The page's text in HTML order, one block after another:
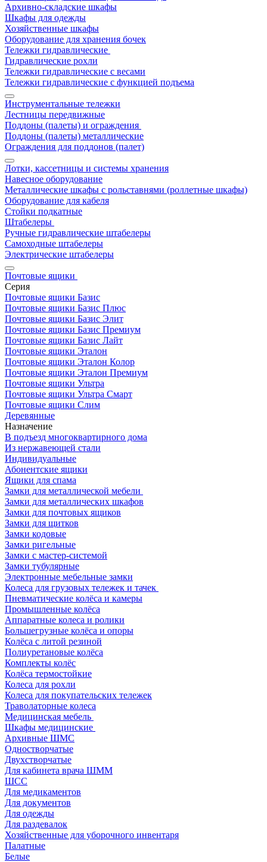
Архивно-складские шкафы
Шкафы для одежды
Хозяйственные шкафы
Оборудование для хранения бочек
Тележки гидравлические
Гидравлические рохли
Тележки гидравлические с весами
Тележки гидравлические с функцией подъема
Инструментальные тележки
Лестницы передвижные
Поддоны (палеты) и ограждения
Поддоны (палеты) металлические
Ограждения для поддонов (палет)
Лотки, кассетницы и системы хранения
Навесное оборудование
Металлические шкафы с рольставнями (роллетные шкафы)
Оборудование для кабеля
Стойки подкатные
Штабелеры
Ручные гидравлические штабелеры
Самоходные штабелеры
Электрические штабелеры
Почтовые ящики
Серия
Почтовые ящики Базис
Почтовые ящики Базис Плюс
Почтовые ящики Базис Элит
Почтовые ящики Базис Премиум
Почтовые ящики Базис Лайт
Почтовые ящики Эталон
Почтовые ящики Эталон Колор
Почтовые ящики Эталон Премиум
Почтовые ящики Ультра
Почтовые ящики Ультра Смарт
Почтовые ящики Слим
Деревянные
Назначение
В подъезд многоквартирного дома
Из нержавеющей стали
Индивидуальные
Абонентские ящики
Ящики для спама
Замки для металлической мебели
Замки для металлических шкафов
Замки для почтовых ящиков
Замки для щитков
Замки кодовые
Замки ригельные
Замки с мастер-системой
Замки тубулярные
Электронные мебельные замки
Колеса для грузовых тележек и тачек
Пневматические колёса и камеры
Промышленные колёса
Аппаратные колеса и ролики
Большегрузные колёса и опоры
Колёса с литой резиной
Полиуретановые колёса
Комплекты колёс
Колёса термостойкие
Колеса для рохли
Колеса для покупательских тележек
Траволаторные колеса
Медицинская мебель
Шкафы медицинские
Архивные ШМС
Одностворчатые
Двухстворчатые
Для кабинета врача ШММ
ШСС
Для медикаментов
Для документов
Для одежды
Для раздевалок
Хозяйственные для уборочного инвентаря
Палатные
Белые